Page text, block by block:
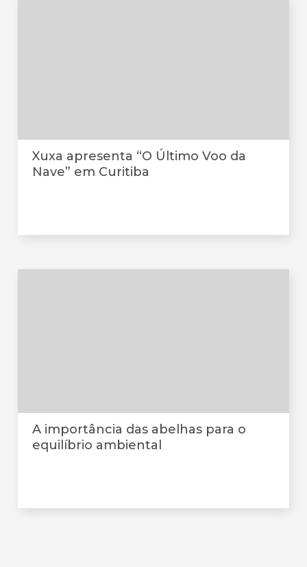
Xuxa apresenta “O Último Voo da
Nave” em Curitiba
A importância das abelhas para o
equilíbrio ambiental